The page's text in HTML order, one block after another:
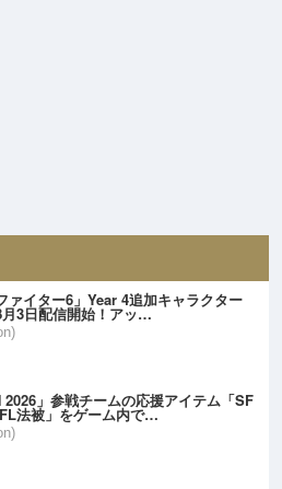
ァイター6」Year 4追加キャラクター
月3日配信開始！アッ…
2026」参戦チームの応援アイテム「SF
法被」をゲーム内で…